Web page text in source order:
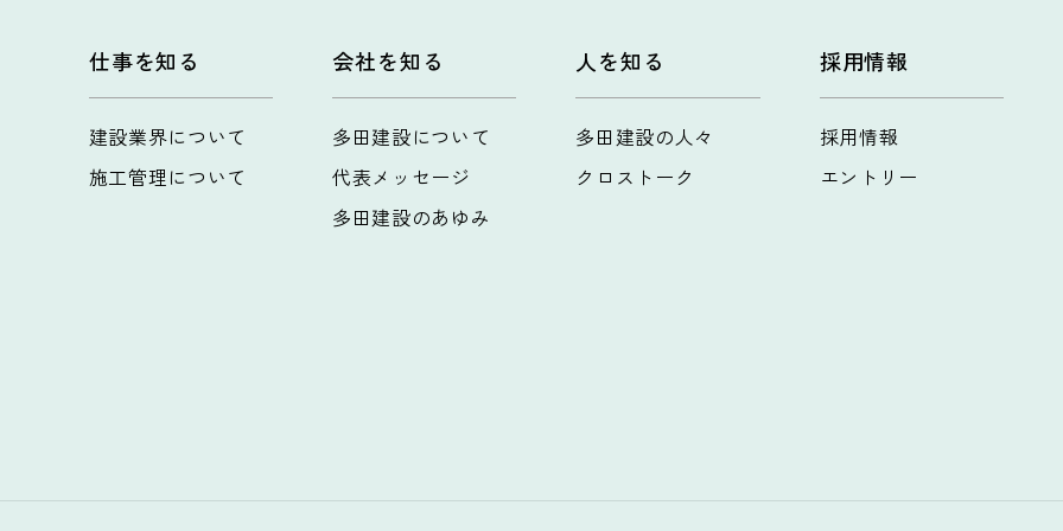
仕事を知る
建設業界について
施工管理について
会社を知る
多田建設について
代表メッセージ
多田建設のあゆみ
人を知る
多田建設の人々
クロストーク
採用情報
採用情報
エントリー